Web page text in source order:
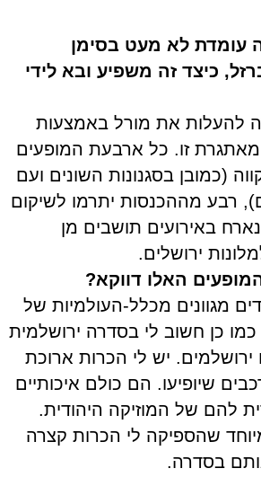
עומדת לא מעט בסימן
כיצד זה משפיע ובא לידי
להעלות את מורל באמצעות
זו. כל ארבעת המופעים
(כמובן בסגנונות השונים ועם
רבע מההכנסות יתרמו לשיקום
נארח באירועים תושבים מן
ירושלים.
האלו דווקא?
מגוונים מכלל-העולמיות של
כמו כן חשוב לי בסדרה ירושלמית
ירושלמים. יש לי הכרות ארוכת
שיופיעו. הם כולם איכותיים
להם של המוזיקה היהודית.
שהספיקה לי הכרות קצרה
בסדרה.